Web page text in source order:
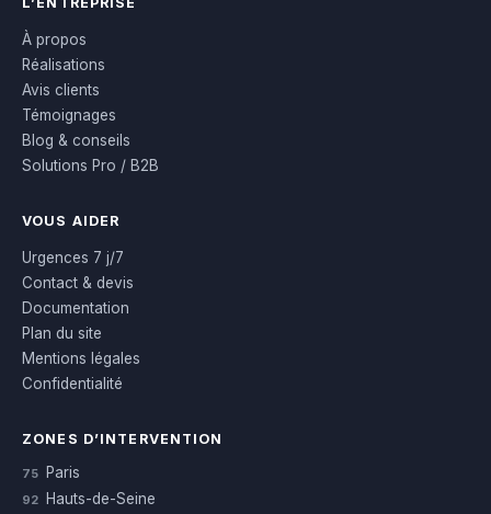
À propos
Réalisations
Avis clients
Témoignages
Blog & conseils
Solutions Pro / B2B
VOUS AIDER
Urgences 7 j/7
Contact & devis
Documentation
Plan du site
Mentions légales
Confidentialité
ZONES D’INTERVENTION
75 Paris
92 Hauts-de-Seine